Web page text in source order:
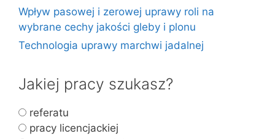
Wpływ pasowej i zerowej uprawy roli na
wybrane cechy jakości gleby i plonu
Technologia uprawy marchwi jadalnej
Jakiej pracy szukasz?
referatu
pracy licencjackiej